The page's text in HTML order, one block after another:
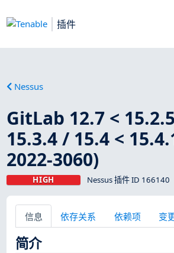
插件
Nessus
GitLab 12.7 <
15.3.4 / 15.4 <
2022-3060)
HIGH Nessus 插件 ID 166140
信息 依存关系 依赖项 变
简介